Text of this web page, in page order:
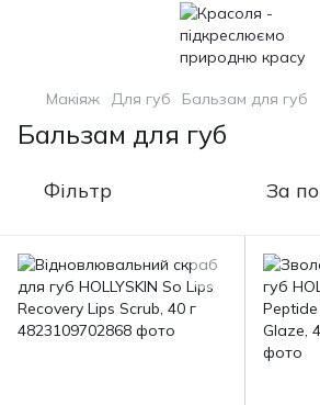
Макіяж Для губ Бальзам для губ
Бальзам для губ
Фільтр За